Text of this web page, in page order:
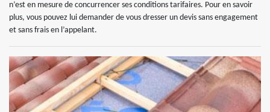
n’est en mesure de concurrencer ses conditions tarifaires. Pour en savoir
plus, vous pouvez lui demander de vous dresser un devis sans engagement
et sans frais en l’appelant.